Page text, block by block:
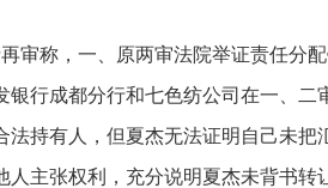
审称，一、原两审法院举证责任分
银行成都分行和七色纺公司在一、二
法持有人，但夏杰无法证明自己未把
人主张权利，充分说明夏杰未背书转